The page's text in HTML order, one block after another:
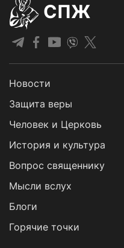
СПЖ
Новости
Защита веры
Человек и Церковь
История и культура
Вопрос священнику
Мысли вслух
Блоги
Горячие точки